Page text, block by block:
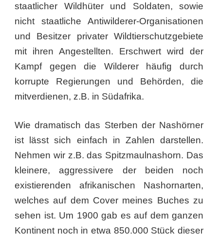
staatlicher Wildhüter und Soldaten, sowie
nicht staatliche Antiwilderer-Organisationen
und Besitzer privater Wildtierschutzgebiete
mit ihren Angestellten. Erschwert wird der
Kampf gegen die Wilderer häufig durch
korrupte Regierungen und Behörden, die
mitverdienen, z.B. in Südafrika.
Wie dramatisch das Sterben der Nashörner
ist lässt sich einfach in Zahlen darstellen.
Nehmen wir z.B. das Spitzmaulnashorn. Das
kleinere, aggressivere der beiden noch
existierenden afrikanischen Nashornarten,
welches auf dem Cover meines Buches zu
sehen ist. Um 1900 gab es auf dem ganzen
Kontinent noch in etwa 850.000 Stück dieser